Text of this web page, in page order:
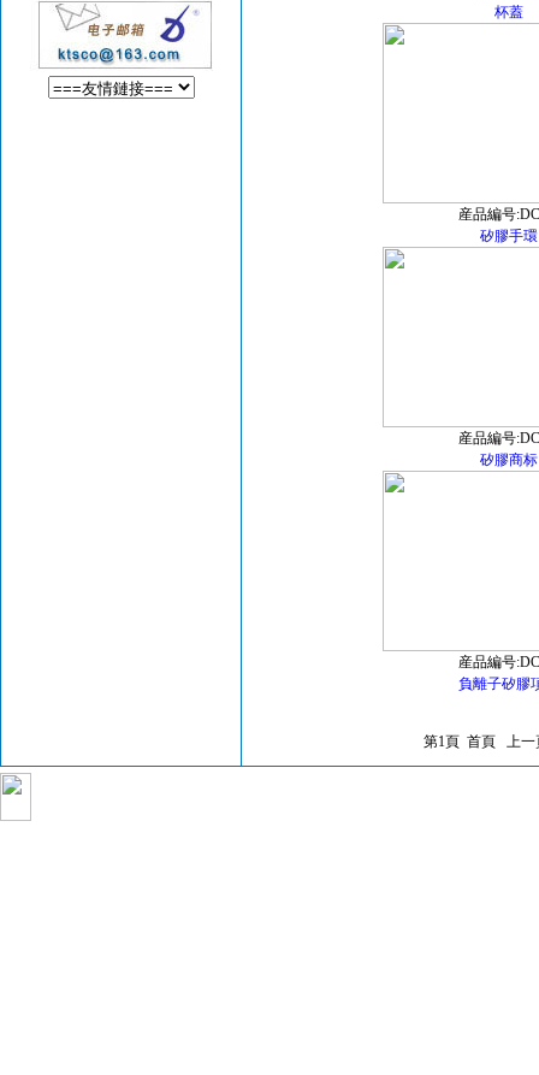
杯蓋
産品編号
矽膠手環
産品編号
矽膠商标
産品編号
負離子矽膠
第1頁 首頁 上